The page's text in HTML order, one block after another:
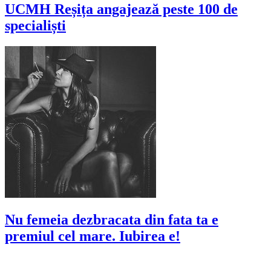
UCMH Reșița angajează peste 100 de
specialiști
Nu femeia dezbracata din fata ta e
premiul cel mare. Iubirea e!